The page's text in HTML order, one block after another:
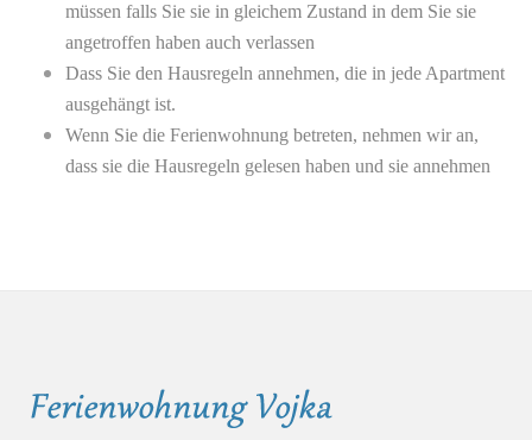
müssen falls Sie sie in gleichem Zustand in dem Sie sie
angetroffen haben auch verlassen
Dass Sie den Hausregeln annehmen, die in jede Apartment
ausgehängt ist.
Wenn Sie die Ferienwohnung betreten, nehmen wir an,
dass sie die Hausregeln gelesen haben und sie annehmen